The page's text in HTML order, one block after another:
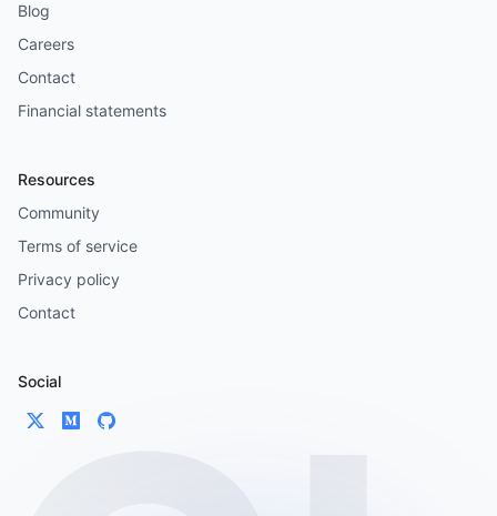
Blog
Careers
Contact
Financial statements
Resources
Community
Terms of service
Privacy policy
Contact
Social